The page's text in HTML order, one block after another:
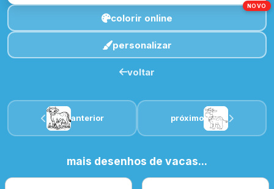
colorir online
NOVO
personalizar
voltar
anterior próximo
mais desenhos de vacas...